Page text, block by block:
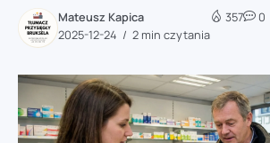
Mateusz Kapica
2025-12-24
2 min czytania
357 0